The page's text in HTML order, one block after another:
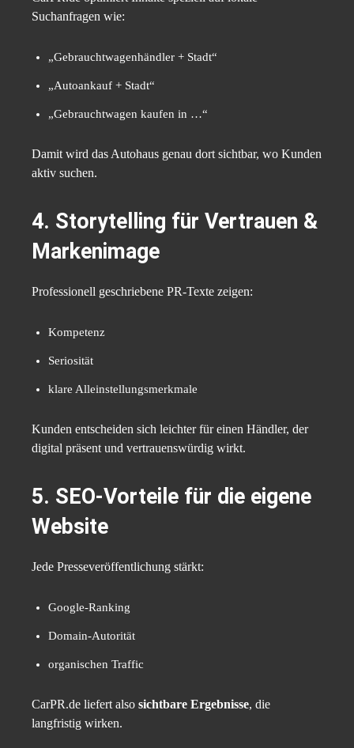
Suchanfragen wie:
„Gebrauchtwagenhändler + Stadt“
„Autoankauf + Stadt“
„Gebrauchtwagen kaufen in …“
Damit wird das Autohaus genau dort sichtbar, wo Kunden
aktiv suchen.
4. Storytelling für Vertrauen &
Markenimage
Professionell geschriebene PR-Texte zeigen:
Kompetenz
Seriosität
klare Alleinstellungsmerkmale
Kunden entscheiden sich leichter für einen Händler, der
digital präsent und vertrauenswürdig wirkt.
5. SEO-Vorteile für die eigene
Website
Jede Presseveröffentlichung stärkt:
Google-Ranking
Domain-Autorität
organischen Traffic
CarPR.de liefert also sichtbare Ergebnisse, die
langfristig wirken.